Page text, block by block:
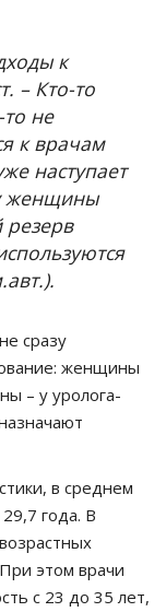
к
– Кто-то
не
к врачам
наступает
женщины
сразу
женщины
– у уролога-
в среднем
года. В
этом врачи
с 23 до 35 лет,